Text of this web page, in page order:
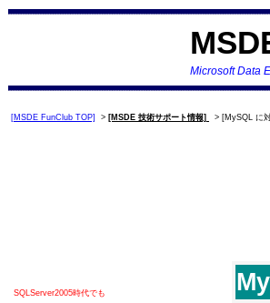
Microsoft Data
[MSDE FunClub TOP] > [MSDE 技術サポート情報] > [MySQL に
SQLServer2005時代でも